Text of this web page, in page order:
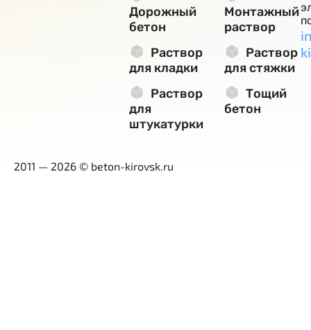
Дорожный
бетон
Монтажный
раствор
Раствор
для кладки
Раствор
для стяжки
Раствор
для
штукатурки
Тощий
бетон
2011 — 2026 © beton-kirovsk.ru